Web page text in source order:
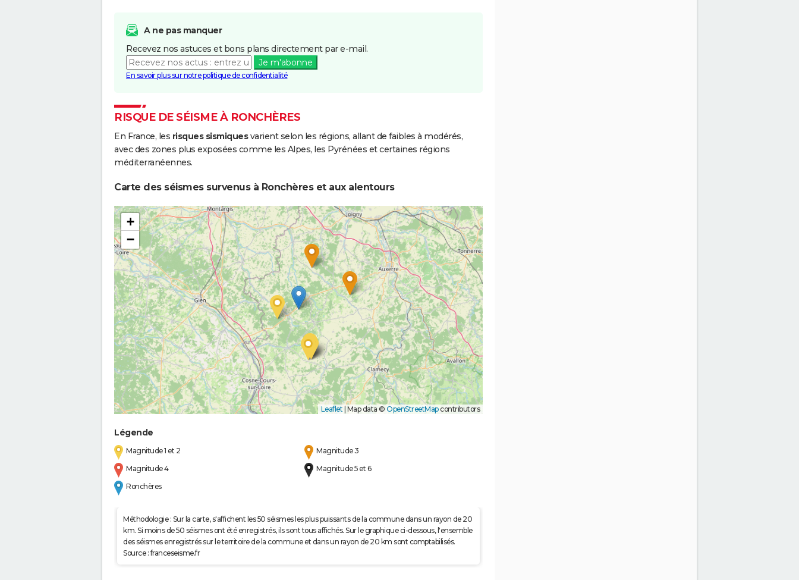
A ne pas manquer
Recevez nos astuces et bons plans directement par e-mail.
Je m'abonne
En savoir plus sur notre politique de confidentialité
RISQUE DE SÉISME À RONCHÈRES
En France, les risques sismiquesvarient selon les régions, allant de faibles à modérés,
avec des zones plus exposées comme les Alpes, les Pyrénées et certaines régions
méditerranéennes.
Carte des séismes survenus à Ronchères et aux alentours
+
−
Leaflet | Map data © OpenStreetMapcontributors
Légende
Magnitude 1 et 2
Magnitude 3
Magnitude 4
Magnitude 5 et 6
Ronchères
Méthodologie : Sur la carte, s'affichent les 50 séismes les plus puissants de la commune dans un rayon de 20
km. Si moins de 50 séismes ont été enregistrés, ils sont tous affichés. Sur le graphique ci-dessous, l'ensemble
des séismes enregistrés sur le territoire de la commune et dans un rayon de 20 km sont comptabilisés.
Source : franceseisme.fr